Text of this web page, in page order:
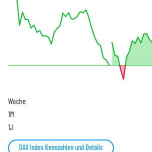
Woche
1M
1J
DAX Index Kennzahlen und Details